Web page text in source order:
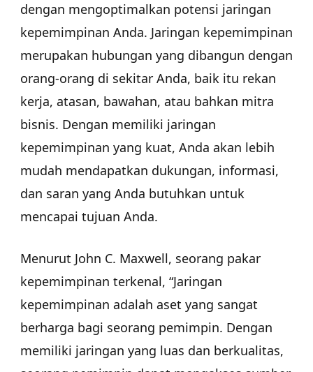
dengan mengoptimalkan potensi jaringan
kepemimpinan Anda. Jaringan kepemimpinan
merupakan hubungan yang dibangun dengan
orang-orang di sekitar Anda, baik itu rekan
kerja, atasan, bawahan, atau bahkan mitra
bisnis. Dengan memiliki jaringan
kepemimpinan yang kuat, Anda akan lebih
mudah mendapatkan dukungan, informasi,
dan saran yang Anda butuhkan untuk
mencapai tujuan Anda.
Menurut John C. Maxwell, seorang pakar
kepemimpinan terkenal, “Jaringan
kepemimpinan adalah aset yang sangat
berharga bagi seorang pemimpin. Dengan
memiliki jaringan yang luas dan berkualitas,